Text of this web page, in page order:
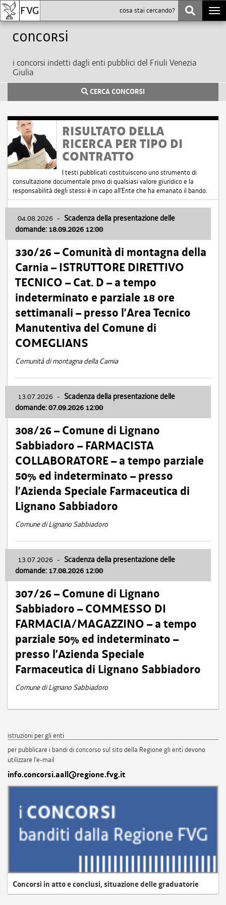
Concorsi
i concorsi indetti dagli enti pubblici del Friuli Venezia
Giulia
CERCA CONCORSI
RISULTATO DELLA
RICERCA PER TIPO DI
CONTRATTO
I testi pubblicati costituiscono uno strumento di
consultazione documentale privo di qualsiasi valore giuridico e la
responsabilità degli stessi è in capo all'Ente che ha emanato il bando.
04.08.2026 - Scadenza della presentazione delle
domande: 18.09.2026 12:00
330/26 – Comunità di montagna della
Carnia – ISTRUTTORE DIRETTIVO
TECNICO – Cat. D – a tempo
indeterminato e parziale 18 ore
settimanali – presso l’Area Tecnico
Manutentiva del Comune di
COMEGLIANS
Comunità di montagna della Carnia
13.07.2026 - Scadenza della presentazione delle
domande: 07.09.2026 12:00
308/26 – Comune di Lignano
Sabbiadoro – FARMACISTA
COLLABORATORE – a tempo parziale
50% ed indeterminato – presso
l’Azienda Speciale Farmaceutica di
Lignano Sabbiadoro
Comune di Lignano Sabbiadoro
13.07.2026 - Scadenza della presentazione delle
domande: 17.08.2026 12:00
307/26 – Comune di Lignano
Sabbiadoro – COMMESSO DI
FARMACIA/MAGAZZINO – a tempo
parziale 50% ed indeterminato –
presso l’Azienda Speciale
Farmaceutica di Lignano Sabbiadoro
Comune di Lignano Sabbiadoro
istruzioni per gli enti
per pubblicare i bandi di concorso sul sito della Regione gli enti devono
utilizzare l'e-mail
info.concorsi.aall@regione.fvg.it
Concorsi in atto e conclusi, situazione delle graduatorie